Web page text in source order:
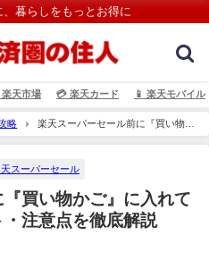
暮らしをもっとお得に
楽天市場 💳️ 楽天カード 📱 楽天モバイル
略
楽天スーパーセール前に『買い物か
意点を徹底解説
スーパーセール
買い物かご』に入れて
注意点を徹底解説